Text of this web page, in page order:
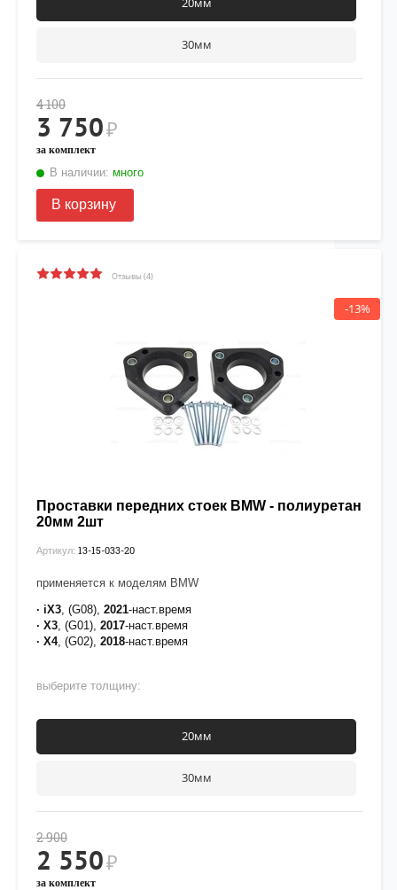
30мм
4 100
3 750₽
за комплект
В наличии: много
В корзину
Отзывы (4)
-13%
Проставки передних стоек BMW - полиуретан
20мм 2шт
Артикул: 13-15-033-20
применяется к моделям BMW
· iX3 , (G08), 2021-наст.время
· X3 , (G01), 2017-наст.время
· X4, (G02), 2018-наст.время
выберите толщину:
20мм
30мм
2 900
2 550₽
за комплект